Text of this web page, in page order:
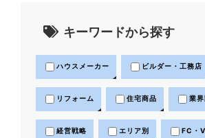
キーワードから探す
ハウスメーカー ビルダー・工務店
リフォーム 住宅商品 業界
経営戦略 エリア別 FC・